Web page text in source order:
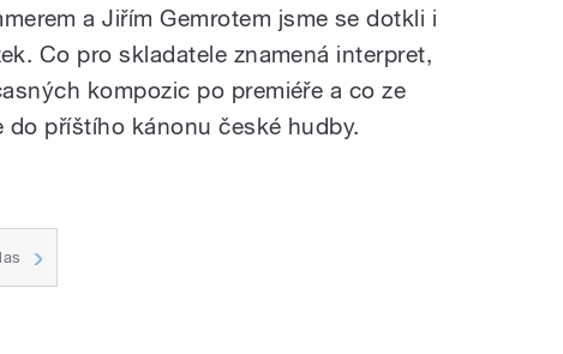
a Jiřím Gemrotem jsme se dotkli i
Co pro skladatele znamená interpret,
kompozic po premiéře a co ze
příštího kánonu české hudby.